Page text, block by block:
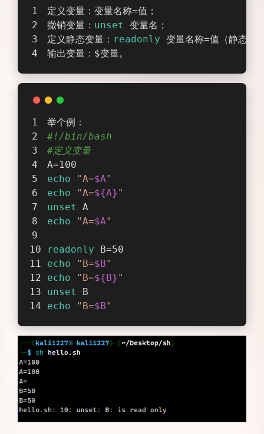
定义变量：变量名称=值；
撤销变量： unset
变量名；
定义静态变量： readonly 变量名称=值（静态变
输出变量：$变量。
举个例：
#!/bin/bash
#定义变量
A=100
echo
"A=$A"
echo
"A=${A} "
unset
A
echo
"A=$A"
readonly B=50
echo
"B=$B"
echo
"B=${B} "
unset
B
echo
"B=$B"